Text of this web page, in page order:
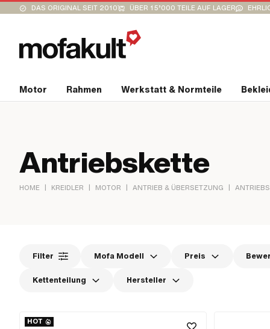
DAS ORIGINAL SEIT 2010 ÜBER 15’000 TEILE AUF LAGER
Motor Rahmen Werkstatt & Normteile
Antriebskette
HOME | KREIDLER | MOTOR | ANTRIEB & ÜBERSETZUNG |
Filter Mofa Modell Preis
Kettenteilung Hersteller
HOT